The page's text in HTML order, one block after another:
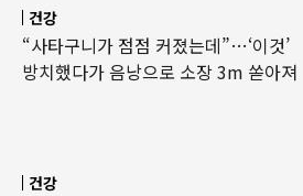
건강
“사타구니가 점점 커졌는데”…‘이것’
방치했다가 음낭으로 소장 3m 쏟아져
건강